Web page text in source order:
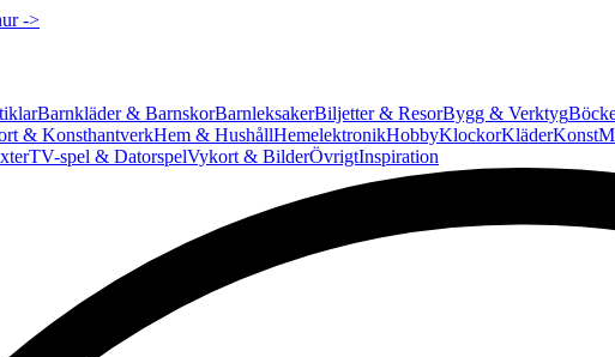
->
Barnkläder & BarnskorBarnleksakerBiljetter & ResorBygg & Verktyg
& KonsthantverkHem & HushållHemelektronikHobbyKlockorKläderKonst
TV-spel & DatorspelVykort & BilderÖvrigtInspiration